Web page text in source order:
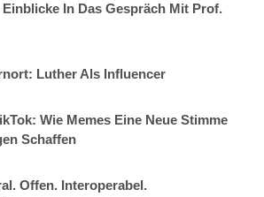
In Das Gespräch Mit Prof.
Luther Als Influencer
Wie Memes Eine Neue Stimme
Schaffen
Offen. Interoperabel.